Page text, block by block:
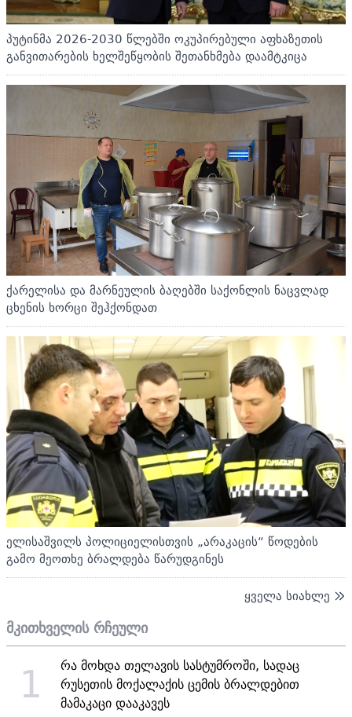
პუტინმა 2026-2030 წლებში ოკუპირებული აფხაზეთის
განვითარების ხელშეწყობის შეთანხმება დაამტკიცა
ქარელისა და მარნეულის ბაღებში საქონლის ნაცვლად
ცხენის ხორცი შეჰქონდათ
ელისაშვილს პოლიციელისთვის „არაკაცის“ წოდების
გამო მეოთხე ბრალდება წარუდგინეს
ყველა სიახლე
მკითხველის რჩეული
1
რა მოხდა თელავის სასტუმროში, სადაც
რუსეთის მოქალაქის ცემის ბრალდებით
მამაკაცი დააკავეს